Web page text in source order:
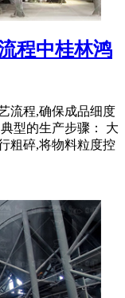
程中桂林鸿
流程,确保成品细度
型的生产步骤： 大
粗碎,将物料粒度控